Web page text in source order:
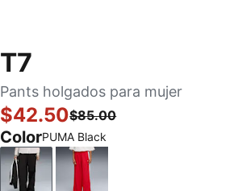
T7
Pants holgados para mujer
$42.50$85.00
ColorPUMA Black
PUMA BlackFor All Time Red